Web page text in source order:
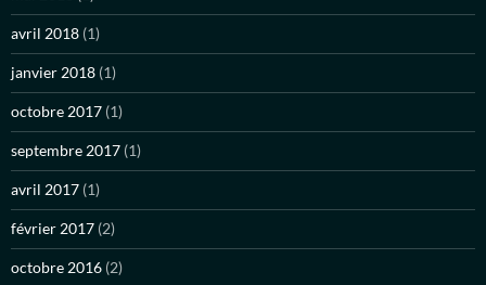
avril 2018 (1)
janvier 2018 (1)
octobre 2017 (1)
septembre 2017 (1)
avril 2017 (1)
février 2017 (2)
octobre 2016 (2)